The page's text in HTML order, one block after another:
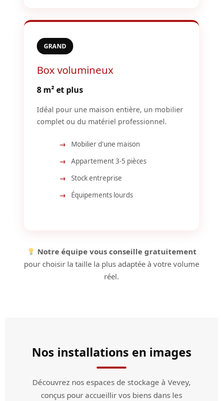
GRAND
Box volumineux
8 m² et plus
Idéal pour une maison entière, un mobilier
complet ou du matériel professionnel.
Mobilier d'une maison
Appartement 3-5 pièces
Stock entreprise
Équipements lourds
Notre équipe vous conseille gratuitement
pour choisir la taille la plus adaptée à votre volume
réel.
Nos installations en images
Découvrez nos espaces de stockage à Vevey,
conçus pour accueillir vos biens dans les